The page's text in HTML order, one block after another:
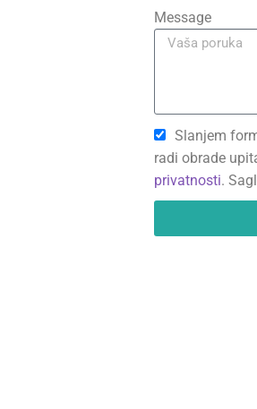
Message
Slanjem
radi obrade
privatnosti.